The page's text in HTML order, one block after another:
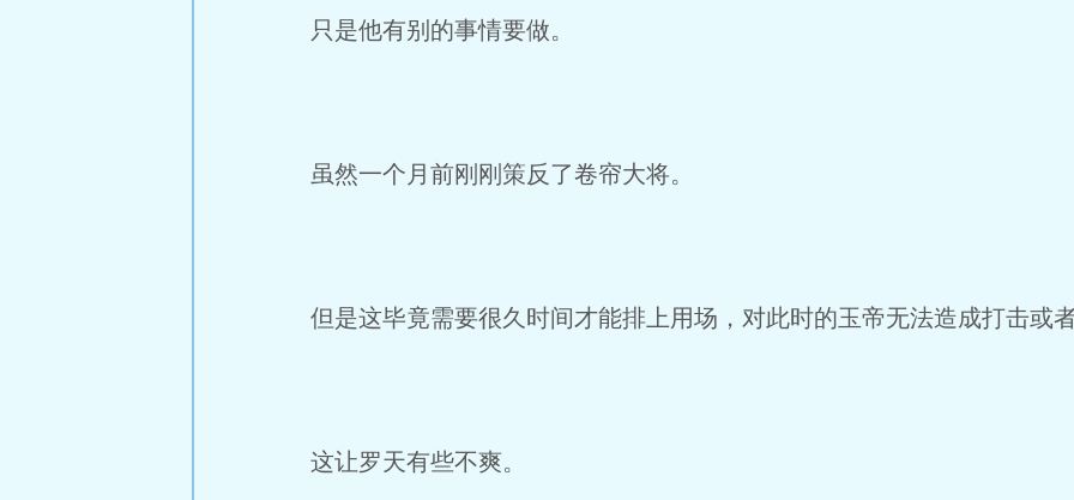
只是他有别的事情要做。
虽然一个月前刚刚策反了卷帘大将。
但是这毕竟需要很久时间才能排上用场，对此时的玉帝无法造成打击或
这让罗天有些不爽。